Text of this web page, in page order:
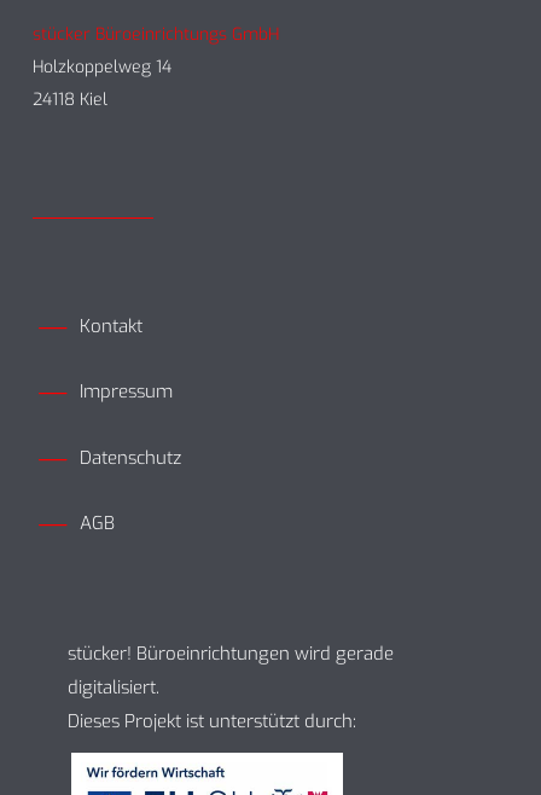
stücker Büroeinrichtungs GmbH
Holzkoppelweg 14
24118 Kiel
Kontakt
Impressum
Datenschutz
AGB
stücker! Büroeinrichtungen wird gerade
digitalisiert.
Dieses Projekt ist unterstützt durch: